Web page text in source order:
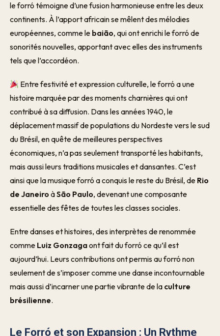
le forró témoigne d’une fusion harmonieuse entre les deux
continents. À l’apport africain se mêlent des mélodies
européennes, comme le baião, qui ont enrichi le forró de
sonorités nouvelles, apportant avec elles des instruments
tels que l’accordéon.
Entre festivité et expression culturelle, le forró a une
histoire marquée par des moments charnières qui ont
contribué à sa diffusion. Dans les années 1940, le
déplacement massif de populations du Nordeste vers le sud
du Brésil, en quête de meilleures perspectives
économiques, n’a pas seulement transporté les habitants,
mais aussi leurs traditions musicales et dansantes. C’est
ainsi que la musique forró a conquis le reste du Brésil, de Rio
de Janeiro àSão Paulo, devenant une composante
essentielle des fêtes de toutes les classes sociales.
Entre danses et histoires, des interprètes de renommée
comme Luiz Gonzagaont fait du forró ce qu’il est
aujourd’hui. Leurs contributions ont permis au forró non
seulement de s’imposer comme une danse incontournable
mais aussi d’incarner une partie vibrante de la culture
brésilienne.
Le Forró et son Expansion : Un Rythme